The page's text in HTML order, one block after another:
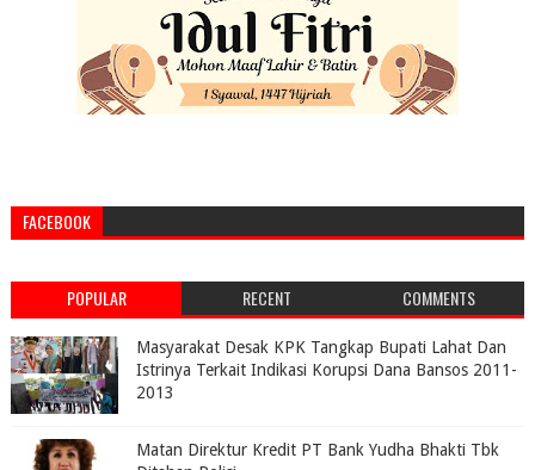
FACEBOOK
POPULAR RECENT COMMENTS
Masyarakat Desak KPK Tangkap Bupati Lahat Dan
Istrinya Terkait Indikasi Korupsi Dana Bansos 2011-
2013
Matan Direktur Kredit PT Bank Yudha Bhakti Tbk